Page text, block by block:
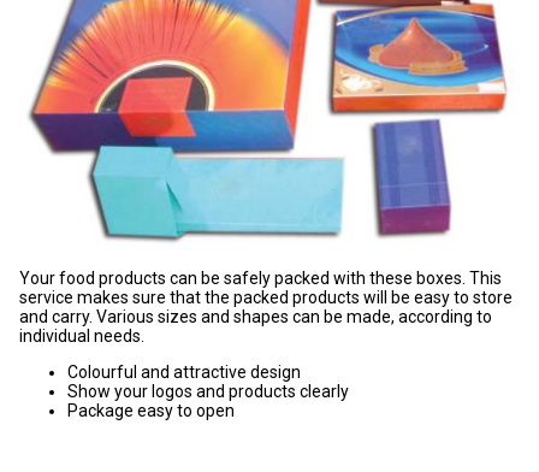
Your food products can be safely packed with these boxes. This
service makes sure that the packed products will be easy to store
and carry. Various sizes and shapes can be made, according to
individual needs.
Colourful and attractive design
Show your logos and products clearly
Package easy to open